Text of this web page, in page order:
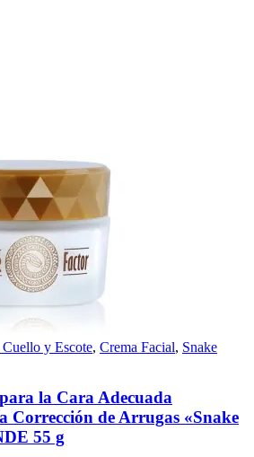
Cuello y Escote, Crema Facial, Snake
la Cara Adecuada
Corrección de Arrugas «Snake
55 g